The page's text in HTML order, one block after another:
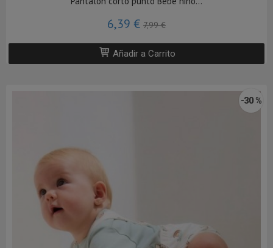
6,39 € 7,99 €
Añadir a Carrito
-30 %